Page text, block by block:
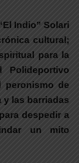
Indio” Solari
cultural;
para la
peronismo de
y las barriadas
despedir a
un mito